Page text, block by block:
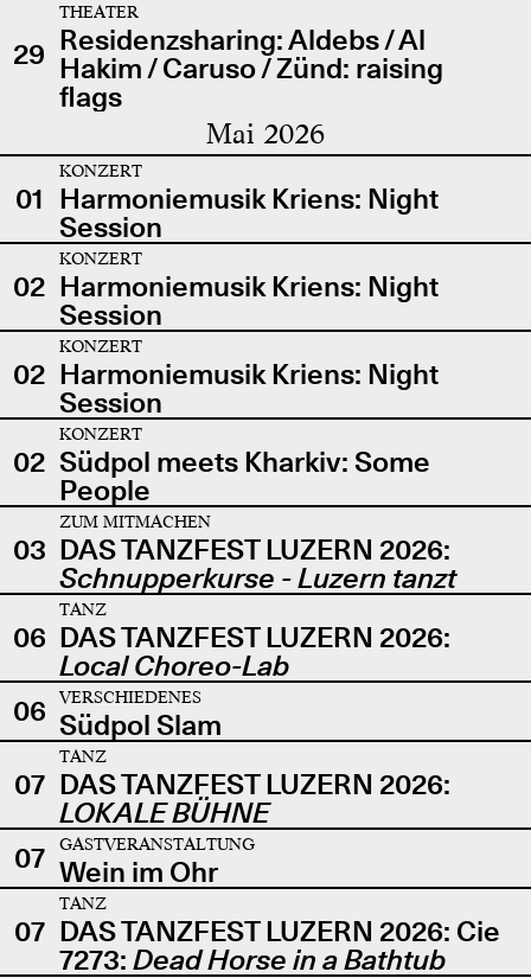
29
THEATER
Residenzsharing: Aldebs / Al
Hakim / Caruso / Zünd: raising
flags
Mai 2026
01
KONZERT
Harmoniemusik Kriens: Night
Session
02
KONZERT
Harmoniemusik Kriens: Night
Session
02
KONZERT
Harmoniemusik Kriens: Night
Session
02
KONZERT
Südpol meets Kharkiv: Some
People
03
ZUM MITMACHEN
DAS TANZFEST LUZERN 2026:
Schnupperkurse - Luzern tanzt
06
TANZ
DAS TANZFEST LUZERN 2026:
Local Choreo-Lab
06
VERSCHIEDENES
Südpol Slam
07
TANZ
DAS TANZFEST LUZERN 2026:
LOKALE BÜHNE
07
GASTVERANSTALTUNG
Wein im Ohr
07
TANZ
DAS TANZFEST LUZERN 2026: Cie
7273: Dead Horse in a Bathtub